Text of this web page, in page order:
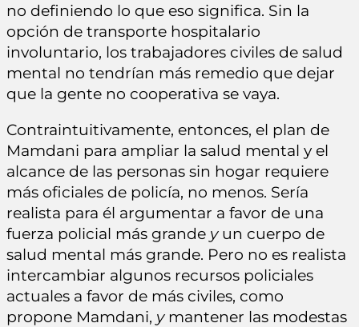
no definiendo lo que eso significa. Sin la
opción de transporte hospitalario
involuntario, los trabajadores civiles de salud
mental no tendrían más remedio que dejar
que la gente no cooperativa se vaya.
Contraintuitivamente, entonces, el plan de
Mamdani para ampliar la salud mental y el
alcance de las personas sin hogar requiere
más oficiales de policía, no menos. Sería
realista para él argumentar a favor de una
fuerza policial más grande yun cuerpo de
salud mental más grande. Pero no es realista
intercambiar algunos recursos policiales
actuales a favor de más civiles, como
propone Mamdani, ymantener las modestas